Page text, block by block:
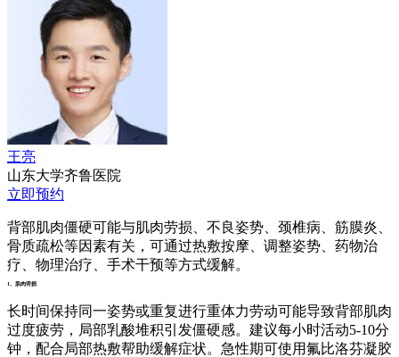
王亮
山东大学齐鲁医院
立即预约
背部肌肉僵硬可能与肌肉劳损、不良姿势、颈椎病、筋膜炎、
骨质疏松等因素有关，可通过热敷按摩、调整姿势、药物治
疗、物理治疗、手术干预等方式缓解。
1、肌肉劳损
长时间保持同一姿势或重复进行重体力劳动可能导致背部肌肉
过度疲劳，局部乳酸堆积引发僵硬感。建议每小时活动5-10分
钟，配合局部热敷帮助缓解症状。急性期可使用氟比洛芬凝胶